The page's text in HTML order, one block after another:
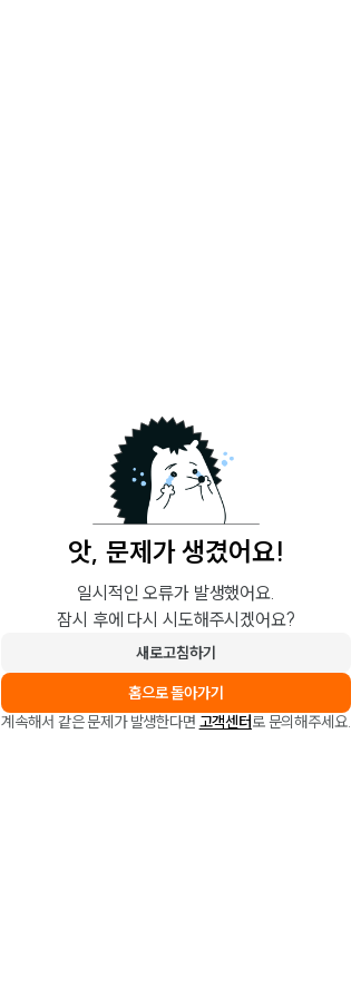
앗, 문제가 생겼어요!
일시적인 오류가 발생했어요.
잠시 후에 다시 시도해주시겠어요?
새로고침하기
홈으로 돌아가기
계속해서 같은 문제가 발생한다면 고객센터로 문의해주세요.